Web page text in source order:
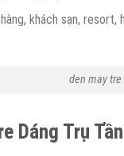
khách sạn, resort,
den may tre
Dáng Trụ